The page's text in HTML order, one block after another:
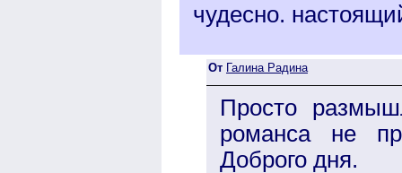
чудесно.
От Галина Радина
Просто
романса не
Доброго дня.